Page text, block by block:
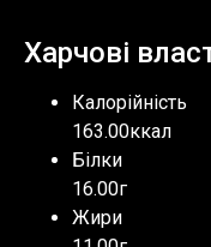
Харчові
Калорійність
163.00ккал
Білки
16.00г
Жири